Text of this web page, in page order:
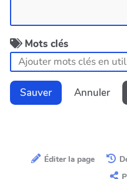
Mots clés
Sauver Annuler
Éditer la page